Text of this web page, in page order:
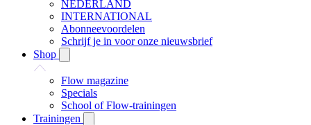
NEDERLAND
INTERNATIONAL
Abonneevoordelen
Schrijf je in voor onze nieuwsbrief
Shop
Flow magazine
Specials
School of Flow-trainingen
Trainingen